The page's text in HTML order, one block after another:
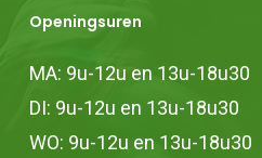
Openingsuren
MA: 9u-12u en 13u-18u30
DI: 9u-12u en 13u-18u30
WO: 9u-12u en 13u-18u30